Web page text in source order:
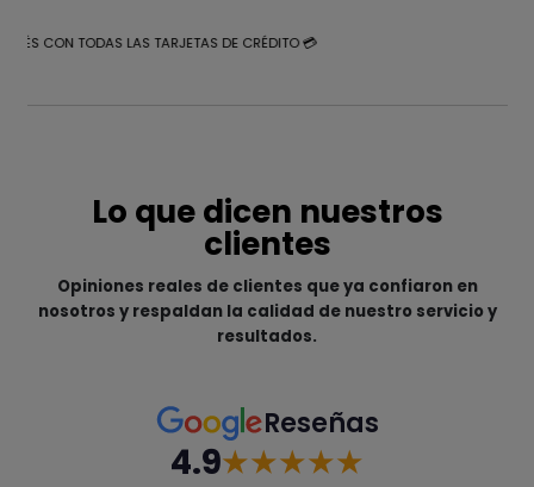
CON TODAS LAS TARJETAS DE CRÉDITO 💳
Lo que dicen nuestros
clientes
Opiniones reales de clientes que ya confiaron en
nosotros y respaldan la calidad de nuestro servicio y
resultados.
Reseñas
4.9★★★★★